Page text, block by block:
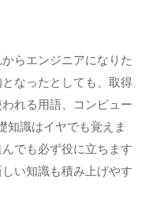
らエンジニアになりた
なったとしても、取得
れる用語、コンピュー
知識はイヤでも覚えま
でも必ず役に立ちます
い知識も積み上げやす